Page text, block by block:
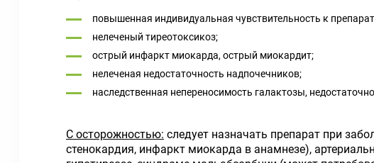
повышенная индивидуальная чувствительность к
нелеченый тиреотоксикоз;
острый инфаркт миокарда, острый миокардит;
нелеченая недостаточность надпочечников;
наследственная непереносимость галактозы,
С осторожностью: следует назначать препарат при
стенокардия, инфаркт миокарда в анамнезе),